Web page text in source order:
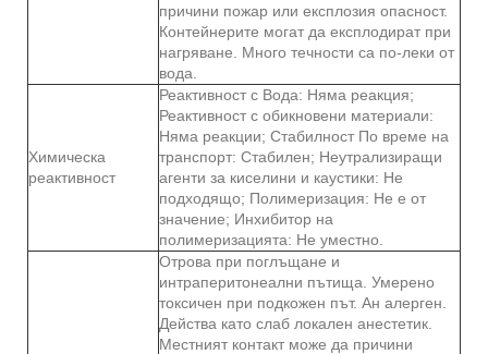
причини пожар или експлозия опасност.
Контейнерите могат да експлодират при
нагряване. Много течности са по-леки от
вода.
Химическа
реактивност
Реактивност с Вода: Няма реакция;
Реактивност с обикновени материали:
Няма реакции; Стабилност По време на
транспорт: Стабилен; Неутрализиращи
агенти за киселини и каустики: Не
подходящо; Полимеризация: Не е от
значение; Инхибитор на
полимеризацията: Не уместно.
Отрова при поглъщане и
интраперитонеални пътища. Умерено
токсичен при подкожен път. Ан алерген.
Действа като слаб локален анестетик.
Местният контакт може да причини